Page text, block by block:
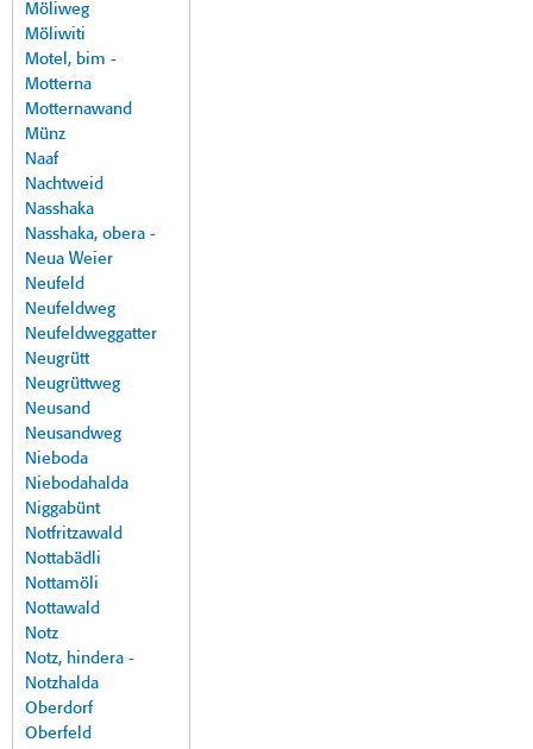
Möliweg
Möliwiti
Motel, bim -
Motterna
Motternawand
Münz
Naaf
Nachtweid
Nasshaka
Nasshaka, obera -
Neua Weier
Neufeld
Neufeldweg
Neufeldweggatter
Neugrütt
Neugrüttweg
Neusand
Neusandweg
Nieboda
Niebodahalda
Niggabünt
Notfritzawald
Nottabädli
Nottamöli
Nottawald
Notz
Notz, hindera -
Notzhalda
Oberdorf
Oberfeld